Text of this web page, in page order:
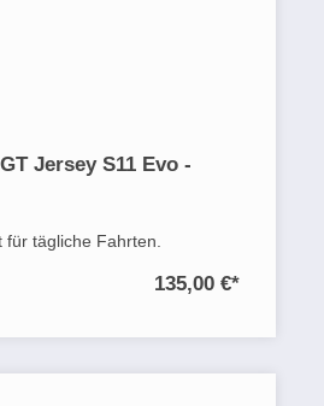
Jersey S11 Evo -
für tägliche Fahrten.
135,00 €*